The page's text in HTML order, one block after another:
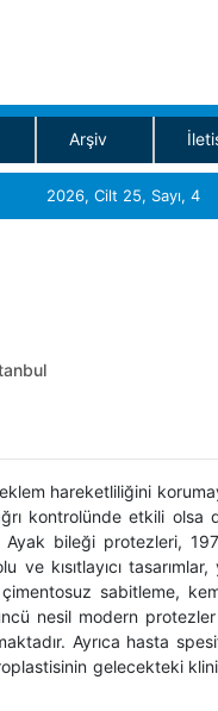
Arşiv
2026, Cilt 25, Sayı,
hareketliliğini
kontrolünde etkili olsa
bileği protezleri,
kısıtlayıcı
sabitleme,
nesil modern
Ayrıca hasta
gelecekteki